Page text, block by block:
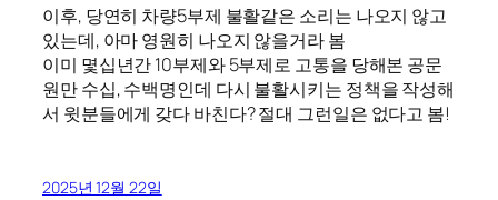
이후, 당연히 차량5부제 불활같은 소리는 나오지 않고
있는데, 아마 영원히 나오지 않을거라 봄
이미 몇십년간 10부제와 5부제로 고통을 당해본 공문
원만 수십, 수백명인데 다시 불활시키는 정책을 작성해
서 윗분들에게 갖다 바친다? 절대 그런일은 없다고 봄!
2025년 12월 22일